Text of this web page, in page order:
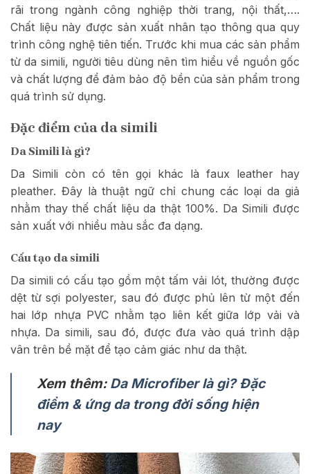
rãi trong ngành công nghiệp thời trang, nội thất,….
Chất liệu này được sản xuất nhân tạo thông qua quy
trình công nghệ tiên tiến. Trước khi mua các sản phẩm
từ da simili, người tiêu dùng nên tìm hiểu về nguồn gốc
và chất lượng để đảm bảo độ bền của sản phẩm trong
quá trình sử dụng.
Đặc điểm của da simili
Da Simili là gì?
Da Simili còn có tên gọi khác là faux leather hay
pleather. Đây là thuật ngữ chỉ chung các loại da giả
nhằm thay thế chất liệu da thật 100%. Da Simili được
sản xuất với nhiều màu sắc đa dạng.
Cấu tạo da simili
Da simili có cấu tạo gồm một tấm vải lót, thường được
dệt từ sợi polyester, sau đó được phủ lên từ một đến
hai lớp nhựa PVC nhằm tạo liên kết giữa lớp vải và
nhựa. Da simili, sau đó, được đưa vào quá trình dập
vân trên bề mặt để tạo cảm giác như da thật.
Xem thêm: Da Microfiber là gì? Đặc
điểm & ứng da trong đời sống hiện
nay